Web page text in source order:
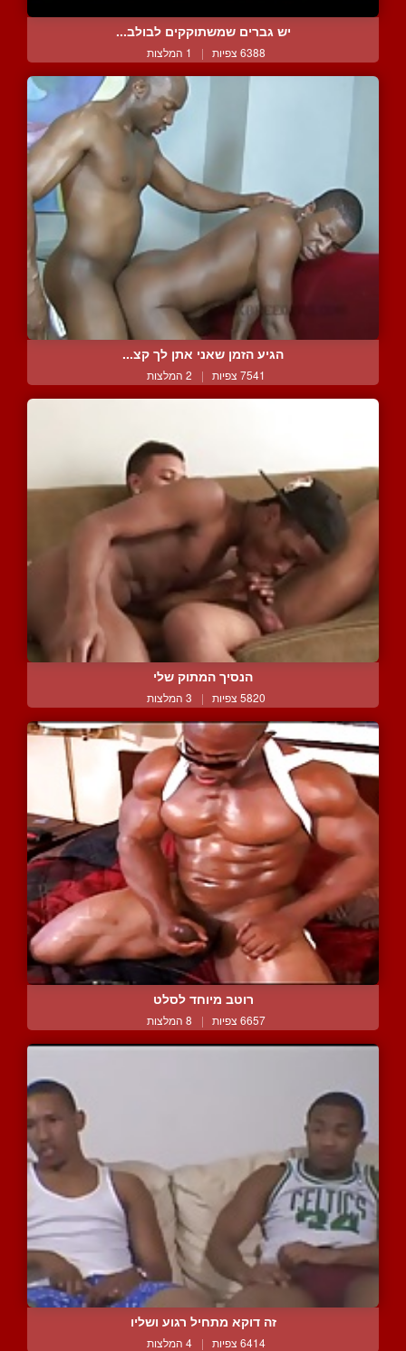
יש גברים שמשתוקקים לבולב...
6388 צפיות | 1 המלצות
הגיע הזמן שאני אתן לך קצ...
7541 צפיות | 2 המלצות
הנסיך המתוק שלי
5820 צפיות | 3 המלצות
רוטב מיוחד לסלט
6657 צפיות | 8 המלצות
זה דוקא מתחיל רגוע ושליו
6414 צפיות | 4 המלצות